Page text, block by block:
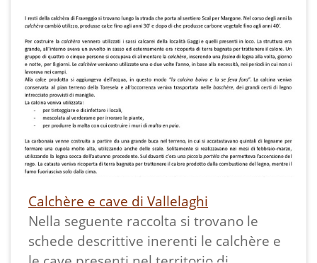
Chi sapesse altre informazioni su questa
specifica calcara è invitato a condividerle
con
archiviomemoria@ecomuseovalledeilag
Calchère e cave di Vallelaghi
Nella seguente raccolta si trovano le
schede descrittive inerenti le calchère e